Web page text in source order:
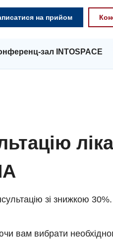
на прийом
зал INTOSPACE
зі знижкою
вам вибрати